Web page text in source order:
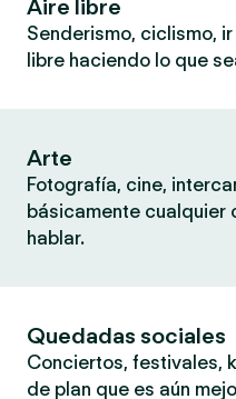
Aire libre
Senderismo, ciclismo,
libre haciendo lo que
Arte
Fotografía, cine,
básicamente cualquier
hablar.
Quedadas sociales
Conciertos, festivales,
de plan que es aún